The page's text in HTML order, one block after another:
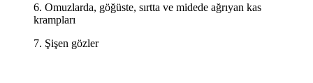
6. Omuzlarda, göğüste, sırtta ve midede ağrıyan kas
krampları
7. Şişen gözler